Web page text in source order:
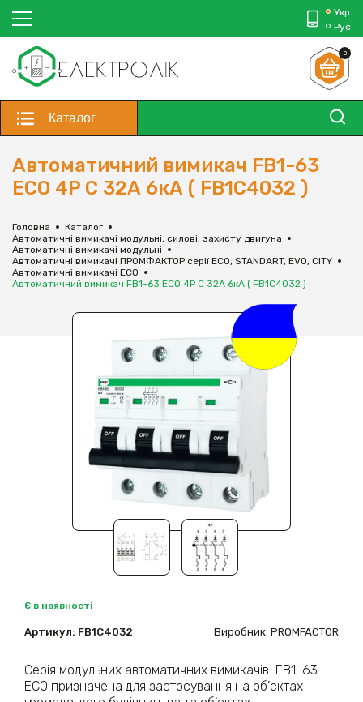
Укр
Рус
0
Каталог
Aвтоматичний вимикач FB1-63
ECO 4P C 32А 6кА ( FB1C4032 )
Головна
Каталог
Автоматичні вимикачі модульні, силові, захисту двигуна
Автоматичні вимикачі модульні
Автоматичні вимикачі ПРОМФАКТОР серії ECO, STANDART, EVO, CITY
Автоматичні вимикачі ECO
Aвтоматичний вимикач FB1-63 ECO 4P C 32А 6кА ( FB1C4032 )
Є в наявності
Артикул: FB1C4032 Виробник: PROMFACTOR
Серія модульних автоматичних вимикачів FB1-63
ECO призначена для застосування на об’єктах